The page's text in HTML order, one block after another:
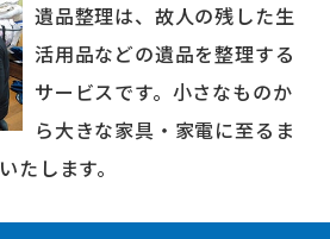
遺品整理は、故人の残した生
活用品などの遺品を整理する
サービスです。小さなものか
ら大きな家具・家電に至るま
いたします。